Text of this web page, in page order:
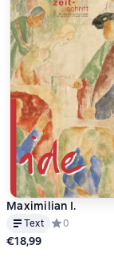
Maximilian I.
Text Средний
0
€18,99